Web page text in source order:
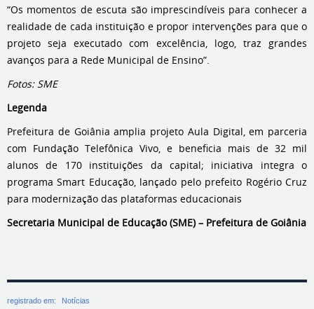
“Os momentos de escuta são imprescindíveis para conhecer a
realidade de cada instituição e propor intervenções para que o
projeto seja executado com excelência, logo, traz grandes
avanços para a Rede Municipal de Ensino”.
Fotos: SME
Legenda
Prefeitura de Goiânia amplia projeto Aula Digital, em parceria
com Fundação Telefônica Vivo, e beneficia mais de 32 mil
alunos de 170 instituições da capital; iniciativa integra o
programa Smart Educação, lançado pelo prefeito Rogério Cruz
para modernização das plataformas educacionais
Secretaria Municipal de Educação (SME) – Prefeitura de Goiânia
registrado em: Notícias